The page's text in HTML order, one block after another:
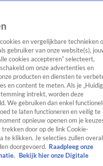
TV Algemeen
Tip
RealityCrimeVideo's
en vergelijkbare technieken
gebruiker van onze website(s),
cookies accepteren” selecteert,
om onze advertenties en
producten en diensten te
en content te meten. Als je
intrekt, worden deze
We gebruiken dan enkel
te laten functioneren en veilig te
opnieuw openen om je
door op de link Cookie-
te klikken. Je selecties zullen overal
doorgevoerd. Raadpleeg onze
Bekijk hier onze Digitale